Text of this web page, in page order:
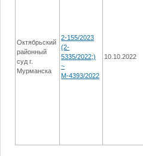
Октябрьский
районный
суд г.
Мурманска
2-155/2023
(2-
5335/2022;)
~
М-4393/2022
10.10.2022